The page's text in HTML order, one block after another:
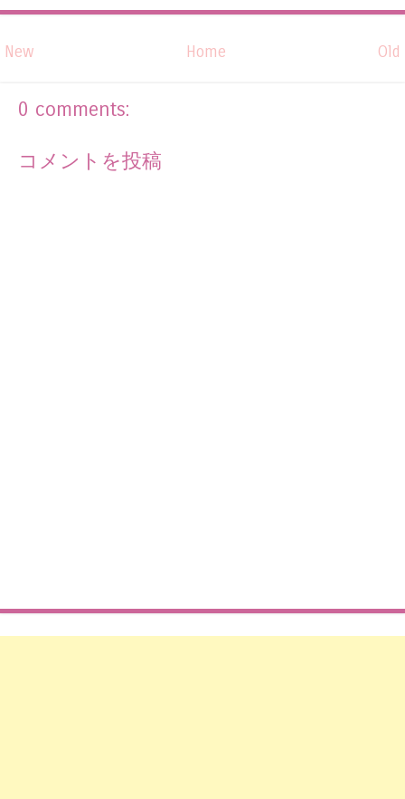
New Old
Home
0 comments:
コメントを投稿